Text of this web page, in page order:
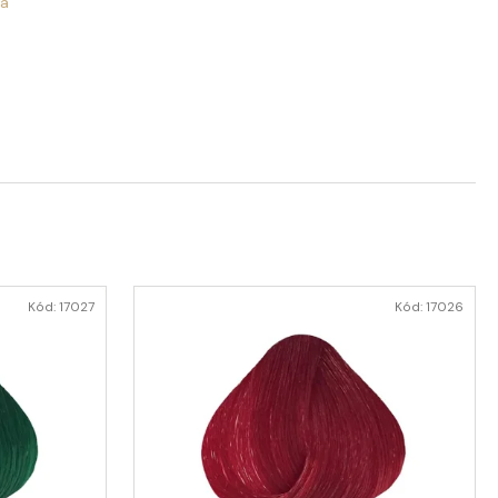
Kód:17027 Kód:17026
KYTICE LÁSKA